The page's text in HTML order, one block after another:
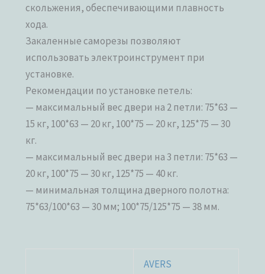
скольжения, обеспечивающими плавность
хода.
Закаленные саморезы позволяют
использовать электроинструмент при
установке.
Рекомендации по установке петель:
— максимальный вес двери на 2 петли: 75*63 —
15 кг, 100*63 — 20 кг, 100*75 — 20 кг, 125*75 — 30
кг.
— максимальный вес двери на 3 петли: 75*63 —
20 кг, 100*75 — 30 кг, 125*75 — 40 кг.
— минимальная толщина дверного полотна:
75*63/100*63 — 30 мм; 100*75/125*75 — 38 мм.
AVERS